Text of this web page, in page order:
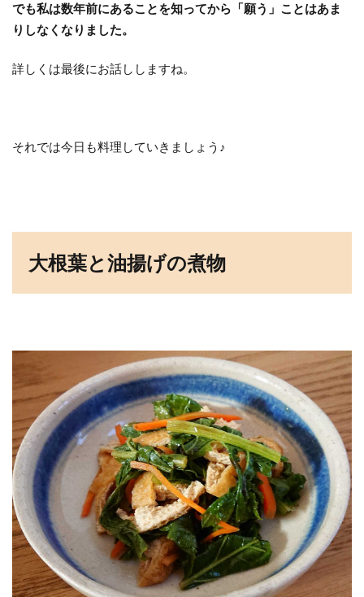
でも私は数年前にあることを知ってから「願う」ことはあま
りしなくなりました。
詳しくは最後にお話ししますね。
それでは今日も料理していきましょう♪
大根葉と油揚げの煮物